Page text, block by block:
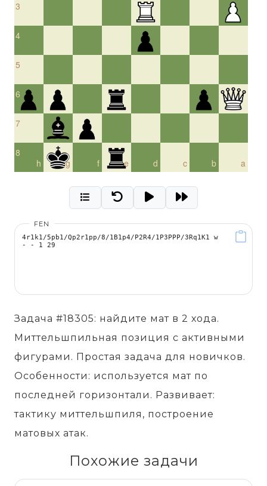
3
4
5
6
7
h
8
g
f e d c b a
FEN
Задача #18305: найдите мат в 2 хода.
Миттельшпильная позиция с активными
фигурами. Простая задача для новичков.
Особенности: используется мат по
последней горизонтали. Развивает:
тактику миттельшпиля, построение
матовых атак.
Похожие задачи